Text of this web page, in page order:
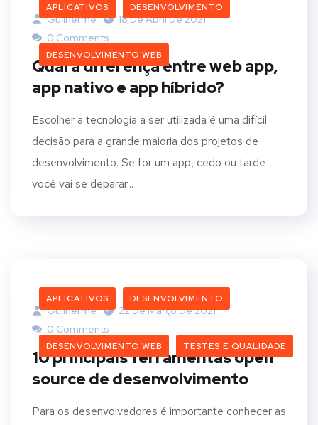
APLICATIVOS DESENVOLVIMENTO
DESENVOLVIMENTO WEB
Guilherme
18 De Abril De 2021
0 Comments
Qual a diferença entre web app,
app nativo e app híbrido?
Escolher a tecnologia a ser utilizada é uma difícil
decisão para a grande maioria dos projetos de
desenvolvimento. Se for um app, cedo ou tarde
você vai se deparar...
APLICATIVOS DESENVOLVIMENTO
DESENVOLVIMENTO WEB TESTES E QUALIDADE
Guilherme
22 De Março De 2021
0 Comments
10 principais ferramentas open
source de desenvolvimento
Para os desenvolvedores é importante conhecer as